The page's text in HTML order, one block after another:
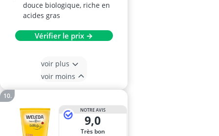
douce biologique, riche en
acides gras
Vérifier le prix →
voir plus
voir moins
NOTRE AVIS
9,0
Très bon